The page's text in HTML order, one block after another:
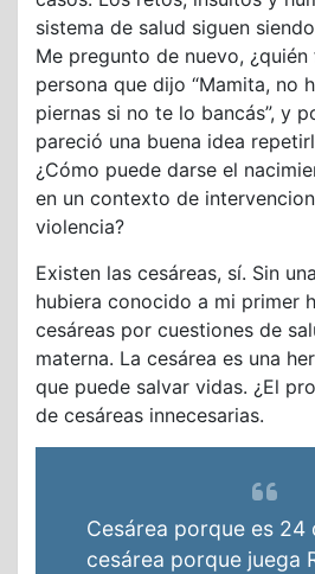
sistema de salud siguen
Me pregunto de nuevo,
persona que dijo “Mamita, no
piernas si no te lo bancás”, y
pareció una buena idea
¿Cómo puede darse el
en un contexto de
violencia?
Existen las cesáreas, sí. Sin
hubiera conocido a mi primer
cesáreas por cuestiones de
materna. La cesárea es una
que puede salvar vidas. ¿El
de cesáreas innecesarias.
Cesárea porque es 24
cesárea porque juega